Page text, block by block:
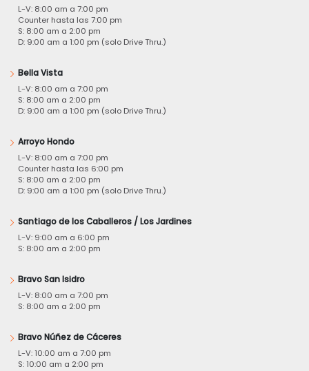
L-V: 8:00 am a 7:00 pm
Counter hasta las 7:00 pm
S: 8:00 am a 2:00 pm
D: 9:00 am a 1:00 pm (solo Drive Thru.)
Bella Vista
L-V: 8:00 am a 7:00 pm
S: 8:00 am a 2:00 pm
D: 9:00 am a 1:00 pm (solo Drive Thru.)
Arroyo Hondo
L-V: 8:00 am a 7:00 pm
Counter hasta las 6:00 pm
S: 8:00 am a 2:00 pm
D: 9:00 am a 1:00 pm (solo Drive Thru.)
Santiago de los Caballeros / Los Jardines
L-V: 9:00 am a 6:00 pm
S: 8:00 am a 2:00 pm
Bravo San Isidro
L-V: 8:00 am a 7:00 pm
S: 8:00 am a 2:00 pm
Bravo Núñez de Cáceres
L-V: 10:00 am a 7:00 pm
S: 10:00 am a 2:00 pm